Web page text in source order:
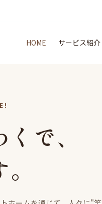
HOME サービス紹介
で、